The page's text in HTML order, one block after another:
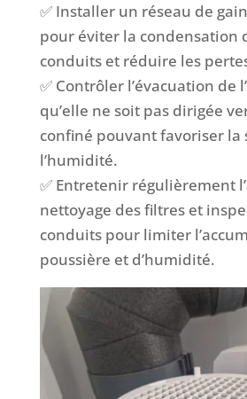
✅ Installer un réseau de
pour éviter la condensation
conduits et réduire les
✅ Contrôler l’évacuation de
qu’elle ne soit pas dirigée
confiné pouvant favoriser la
l’humidité.
✅ Entretenir régulièrement
nettoyage des filtres et
conduits pour limiter
poussière et d’humidité.